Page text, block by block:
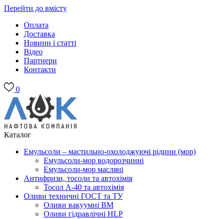
Перейти до вмісту
Оплата
Доставка
Новини і статті
Відео
Партнери
Контакти
0
Каталог
Емульсоли – мастильно-охолоджуючі рідини (мор)
Емульсоли-мор водорозчинні
Емульсоли-мор масляні
Антифризи, тосоли та автохімія
Тосол А-40 та автохімія
Оливи техничні ГОСТ та ТУ
Оливи вакуумні ВМ
Оливи гідравлічні HLP